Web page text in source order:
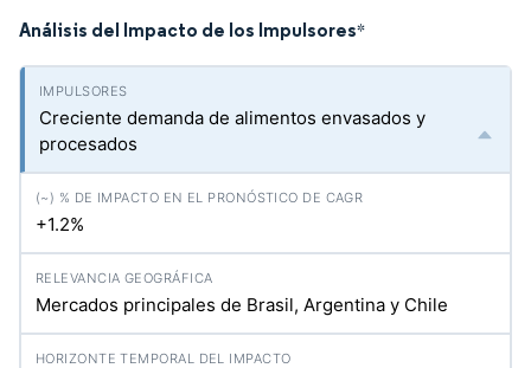
Análisis del Impacto de los Impulsores*
Creciente demanda de alimentos envasados y
procesados
+1.2%
Mercados principales de Brasil, Argentina y Chile